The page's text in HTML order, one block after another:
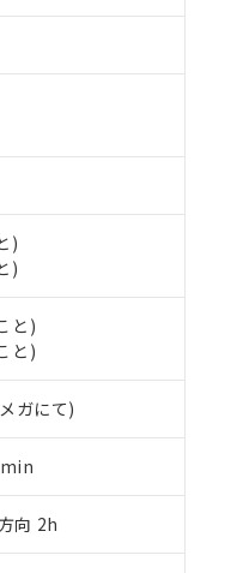
)
)
と)
と)
ガにて)
向 2h
の当社在庫状況および標
載している更新日時点での
および標準価格とは異な
は「販売ネットワーク
の承諾なく第三者に漏洩
）をご利用いただくには
された部品リストについ
様との取引・商談に必要な
同利用に関して"
ム(Cd) 100ppm以下、
1000ppm以下、ポリ臭化ジフ
以下、フタル酸ブチルベンジ
除外項目は除く。
的な使用がないことを確認しています
前後することがあります。
できます。
ので、過去に遡って非含有
の対応では、対応完了ま
りました。
わせください。
) : 100ppm、
類) : 1000ppm、 PBDEs(ポリ臭化
ブチル) : 1000ppm、 BBP(フタル
以下であることを示します
外部に漏えいし、環境に
わせください。
および外国貿易法に定め
は、日本国政府の輸出許可(
破砕するなど、違法に輸
化学兵器、生物兵器または
は、上記1、2および3の
係者が違法に輸出するお
、お客様のお取引先、また
さい)
公開していない機種